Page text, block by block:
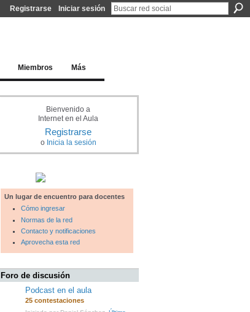
Registrarse Iniciar sesión
Miembros Más
Bienvenido a
Internet en el Aula
Registrarse
o Inicia la sesión
Un lugar de encuentro para docentes
Cómo ingresar
Normas de la red
Contacto y notificaciones
Aprovecha esta red
Foro de discusión
Podcast en el aula
25 contestaciones